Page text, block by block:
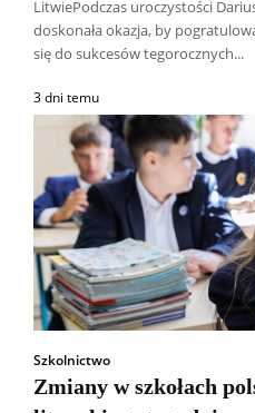
LitwiePodczas uroczystości
doskonała okazja, by
się do sukcesów tegorocznych...
3 dni temu
Szkolnictwo
Zmiany w szkołach